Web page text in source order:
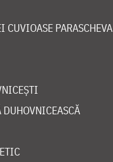
CUVIOASE PARASCHEVA